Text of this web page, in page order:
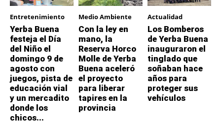
Entretenimiento
Yerba Buena
festeja el Día
del Niño el
domingo 9 de
agosto con
juegos, pista de
educación vial
y un mercadito
donde los
chicos...
Medio Ambiente
Con la ley en
mano, la
Reserva Horco
Molle de Yerba
Buena aceleró
el proyecto
para liberar
tapires en la
provincia
Actualidad
Los Bomberos
de Yerba Buena
inauguraron el
tinglado que
soñaban hace
años para
proteger sus
vehículos